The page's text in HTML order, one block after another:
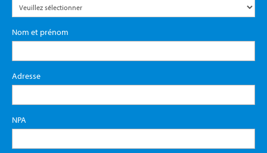
Nom et prénom
Adresse
NPA